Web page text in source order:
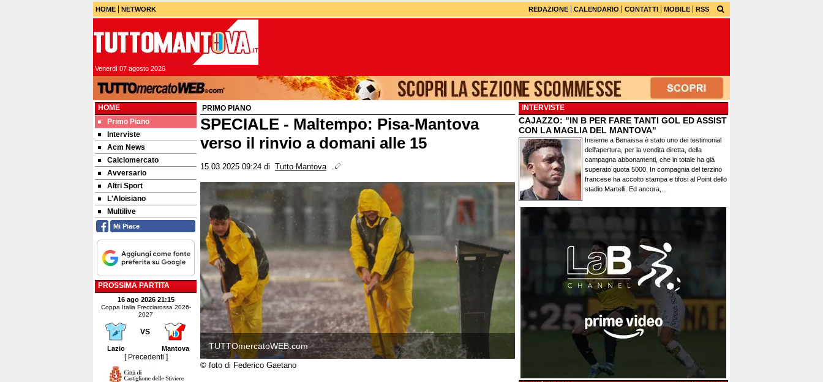
HOME NETWORK REDAZIONE CALENDARIO CONTATTI MOBILE RSS
Venerdì 07 agosto 2026
HOME
Primo Piano
Interviste
Acm News
Calciomercato
Avversario
Altri Sport
L'Aloisiano
Multilive
Mi Piace
PROSSIMA PARTITA
16 ago 2026 21:15
Coppa Italia Frecciarossa 2026-
2027
VS
Lazio Mantova
[ Precedenti ]
PRIMO PIANO
SPECIALE - Maltempo: Pisa-Mantova
verso il rinvio a domani alle 15
15.03.2025 09:24 di Tutto Mantova
TUTTOmercatoWEB.com
© foto di Federico Gaetano
INTERVISTE
CAJAZZO: "IN B PER FARE TANTI GOL ED ASSIST
CON LA MAGLIA DEL MANTOVA"
Insieme a Benaissa è stato uno dei testimonial
dell'apertura, per la vendita diretta, della
campagna abbonamenti, che in totale ha giá
superato quota 5000. In compagnia del terzino
francese ha accolto stampa e tifosi al Point dello
stadio Martelli. Ed ancora,...